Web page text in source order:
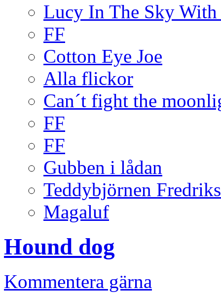
Lucy In The Sky With
FF
Cotton Eye Joe
Alla flickor
Can´t fight the
FF
FF
Gubben i lådan
Teddybjörnen
Magaluf
Hound dog
Kommentera gärna